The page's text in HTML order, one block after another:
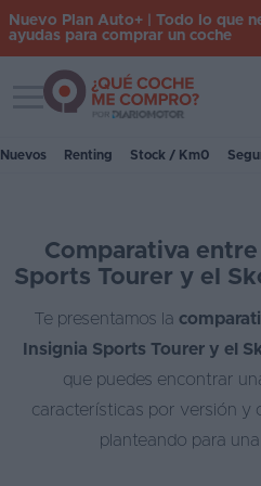
Iniciar
Coches
nuevos
Renting
Suscripción
Stock
Nuevo Plan Auto+ | Todo lo que
ayudas para comprar un coche
Toggle navigation
Nuevos Renting Stock / Km0
Comparativa
Sports Tourer y el
Te presentamos la
Insignia Sports Tourer y el
que puedes encontrar
características por versión y
planteando para